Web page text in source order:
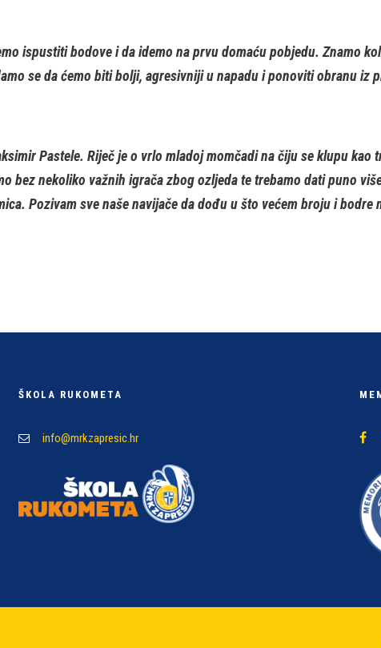
ispustiti bodove i da idemo na prvu domaću pobjedu. Znamo
se da ćemo biti bolji, agresivniji u napadu i ponoviti obranu iz
Pastele. Riječ je o vrlo mladoj momčadi na čiju se klupu
bez nekoliko važnih igrača zbog ozljeda te trebamo dati puno
Pozivam sve naše navijače da dođu u što većem broju i
ŠKOLA RUKOMETA
info@mrkzapresic.hr